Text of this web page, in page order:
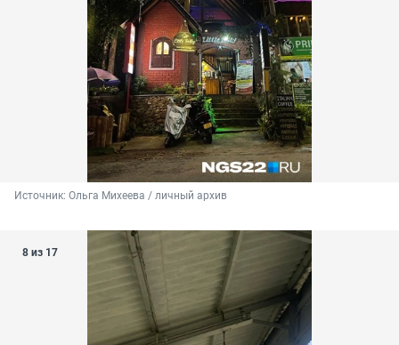
Источник: Ольга Михеева / личный архив
8 из 17